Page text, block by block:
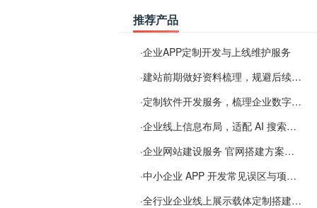
推荐产品
·企业APP定制开发与上线维护服务
·建站前期做好资料梳理，规避后续各类使用难题
·定制软件开发服务，梳理企业数字化落地常见难点
·企业线上信息布局，适配 AI 搜索需要留意这些要点
·企业网站建设服务 官网搭建方案经验分享
·中小企业 APP 开发常见误区与项目规划实用经验
·全行业企业线上展示载体定制搭建服务